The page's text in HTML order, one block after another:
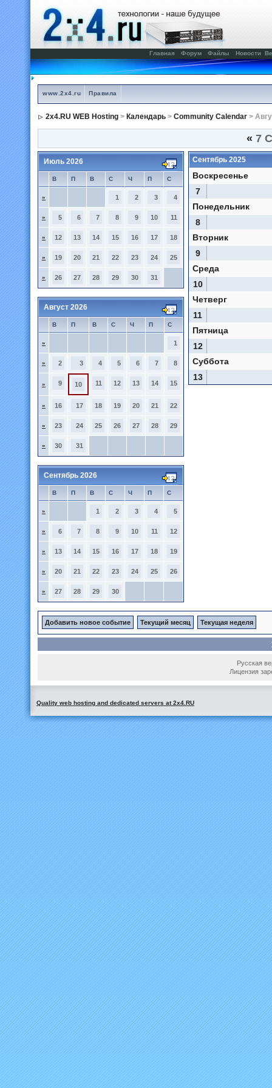
Главная Форум Файлы Новости
www.2x4.ru Правила
2x4.RU WEB Hosting > Календарь > Community Calendar >
« 7
Июль 2026
В П В С Ч П С
» 1 2 3 4
» 5 6 7 8 9 10 11
» 12 13 14 15 16 17 18
» 19 20 21 22 23 24 25
» 26 27 28 29 30 31
Август 2026
В П В С Ч П С
» 1
» 2 3 4 5 6 7 8
» 9 10 11 12 13 14 15
» 16 17 18 19 20 21 22
» 23 24 25 26 27 28 29
» 30 31
Сентябрь 2026
В П В С Ч П С
» 1 2 3 4 5
» 6 7 8 9 10 11 12
» 13 14 15 16 17 18 19
» 20 21 22 23 24 25 26
» 27 28 29 30
Сентябрь 2025
Воскресенье
7
Понедельник
8
Вторник
9
Среда
10
Четверг
11
Пятница
12
Суббота
13
Добавить новое событие Текущий месяц Текущая неделя
Русская
Лицензия
Quality web hosting and dedicated servers at 2x4.RU